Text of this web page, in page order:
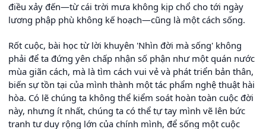
điều xảy đến—từ cái trời mưa không kịp chổ cho tới ngày
lương phập phù không kế hoạch—cũng là một cách sống.
Rốt cuộc, bài học từ lời khuyên 'Nhìn đời mà sống' không
phải để ta đứng yên chấp nhận số phận như một quán nước
mùa giãn cách, mà là tìm cách vui vẻ và phát triển bản thân,
biến sự tồn tại của mình thành một tác phẩm nghệ thuật hài
hòa. Có lẽ chúng ta không thể kiểm soát hoàn toàn cuộc đời
này, nhưng ít nhất, chúng ta có thể tự tay mình vẽ lên bức
tranh tư duy rộng lớn của chính mình, để sống một cuộc